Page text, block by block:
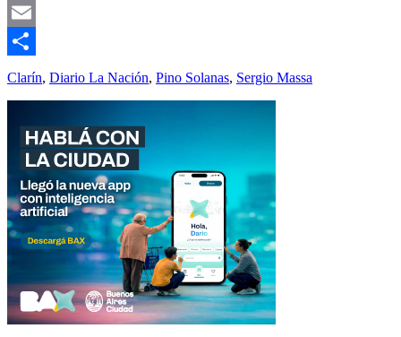
Twitter
Email
Compartir
Clarín, Diario La Nación, Pino Solanas, Sergio Massa